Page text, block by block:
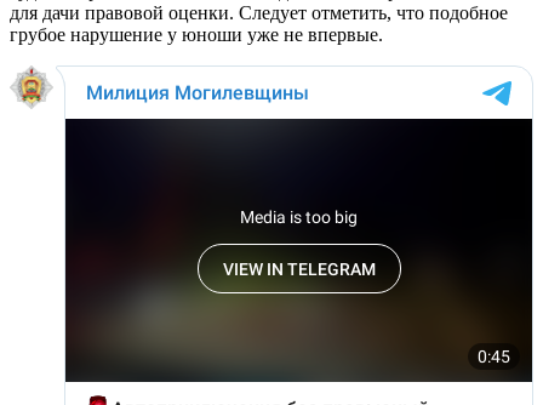
для дачи правовой оценки. Следует отметить, что подобное
грубое нарушение у юноши уже не впервые.